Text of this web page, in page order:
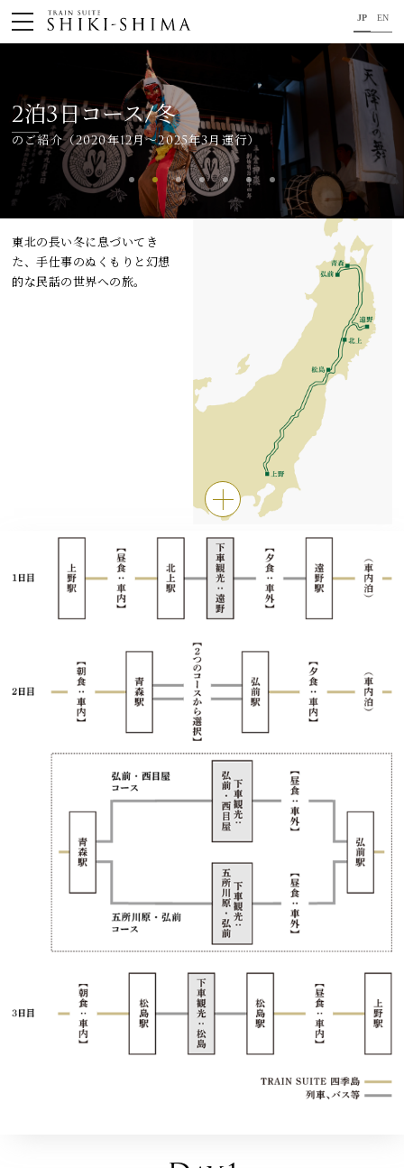
JP EN
車内のご紹介
旅の行程のご紹介
パンフレット・旅のお申し込み
オリジナル商品のご案内
連載コラム
「TRAIN SUITE 四季島」に安心してご乗車いただくために
公式ソーシャルメディア｜ Instagram
2泊3日コース/冬
のご紹介（2020年12月～2025年3月運行）
東北の長い冬に息づいてき
た、手仕事のぬくもりと幻想
的な民話の世界への旅。